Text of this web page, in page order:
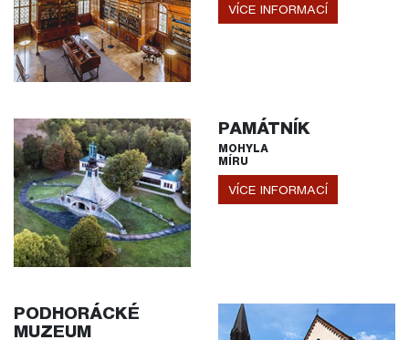
VÍCE INFORMACÍ
PAMÁTNÍK
MOHYLA
MÍRU
VÍCE INFORMACÍ
PODHORÁCKÉ
MUZEUM